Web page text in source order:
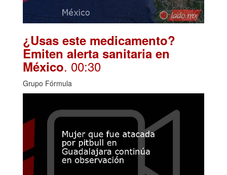
¿Usas este medicamento?
Emiten alerta sanitaria en
México. 00:30
Grupo Fórmula